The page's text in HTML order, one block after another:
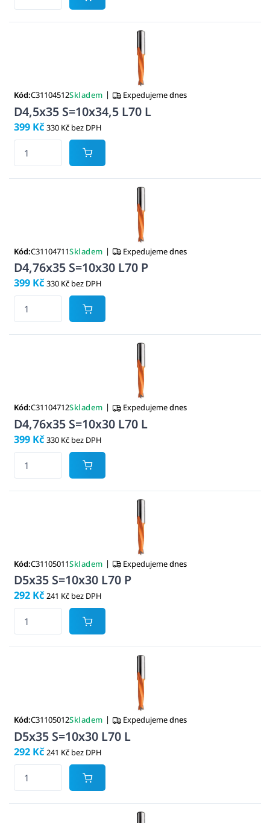
Kód:C31104512Skladem | Expedujemednes
D4,5x35 S=10x34,5 L70 L
399 Kč 330 Kč bez DPH
Kód:C31104711Skladem | Expedujemednes
D4,76x35 S=10x30 L70 P
399 Kč 330 Kč bez DPH
Kód:C31104712Skladem | Expedujemednes
D4,76x35 S=10x30 L70 L
399 Kč 330 Kč bez DPH
Kód:C31105011Skladem | Expedujemednes
D5x35 S=10x30 L70 P
292 Kč 241 Kč bez DPH
Kód:C31105012Skladem | Expedujemednes
D5x35 S=10x30 L70 L
292 Kč 241 Kč bez DPH